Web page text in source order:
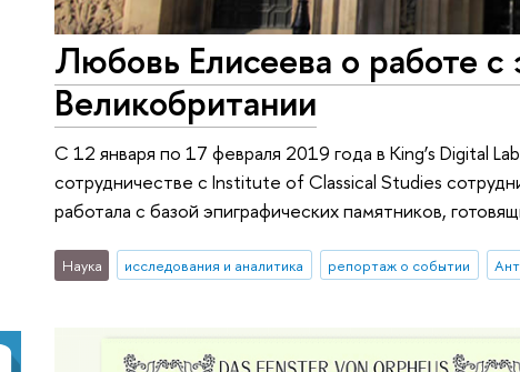
Любовь Елисеева о работе
Великобритании
С 12 января по 17 февраля 2019 года в King’s Digital
сотрудничестве с Institute of Classical Studies
работала с базой эпиграфических памятников,
Наука исследования и аналитика репортаж о событии